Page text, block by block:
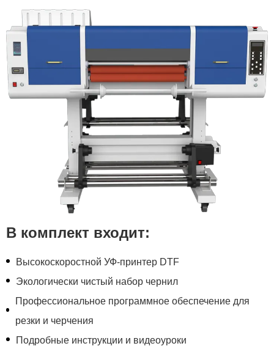
В комплект входит:
Высокоскоростной УФ-принтер DTF
Экологически чистый набор чернил
Профессиональное программное обеспечение для
резки и черчения
Подробные инструкции и видеоуроки